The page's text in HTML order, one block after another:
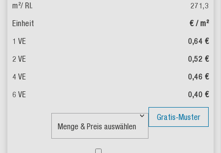
271,3
€ / m²
0,64 €
0,52 €
0,46 €
0,40 €
Gratis-Muster